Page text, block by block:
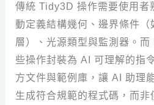
傳統 Tidy3D 操作需要使用者
動定義結構幾何、邊界條件
層）、光源類型與監測器。
些操作封裝為 AI 可理解的指
方文件與範例庫，讓 AI 助理
生成符合規範的程式碼，而非